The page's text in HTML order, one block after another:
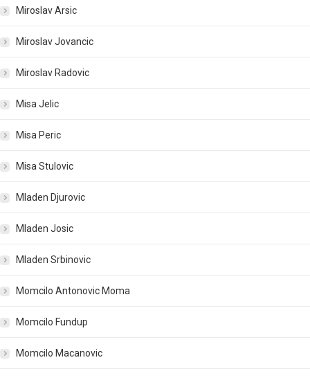
Miroslav Arsic
Miroslav Jovancic
Miroslav Radovic
Misa Jelic
Misa Peric
Misa Stulovic
Mladen Djurovic
Mladen Josic
Mladen Srbinovic
Momcilo Antonovic Moma
Momcilo Fundup
Momcilo Macanovic